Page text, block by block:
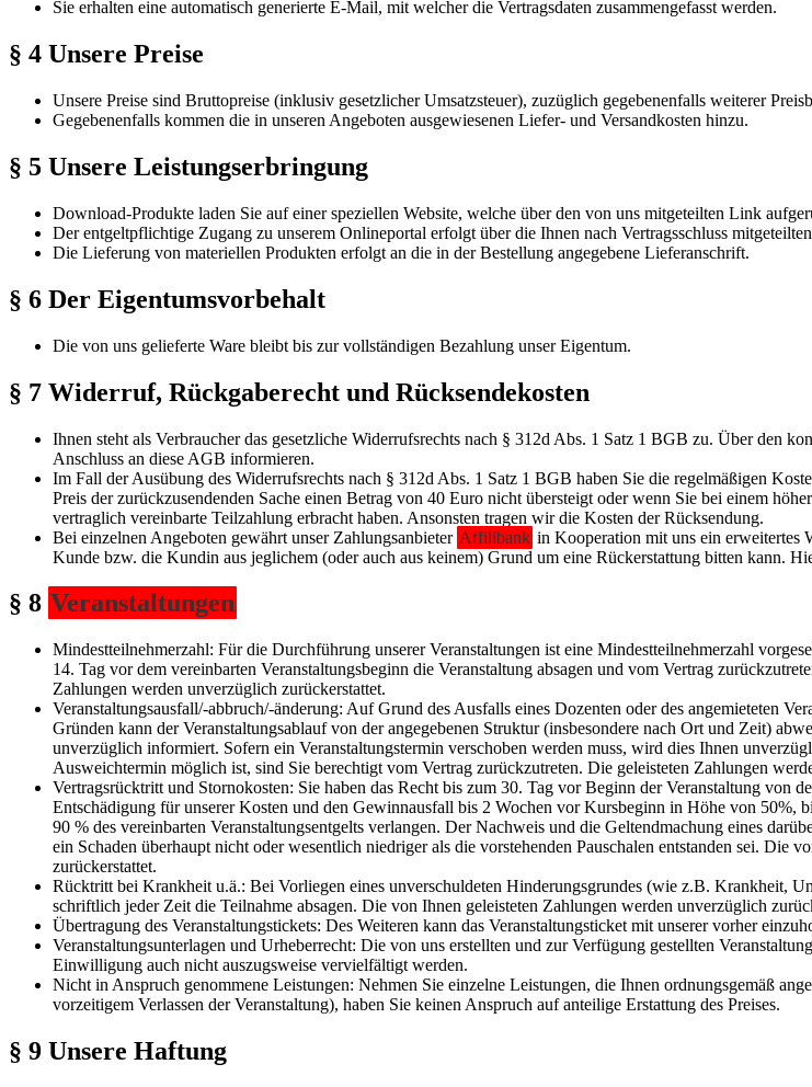
Sie erhalten eine automatisch generierte E-Mail, mit welcher die Vertragsdaten zusammengefasst werden.
§ 4 Unsere Preise
Unsere Preise sind Bruttopreise (inklusiv gesetzlicher Umsatzsteuer), zuzüglich gegebenenfalls weiterer
Gegebenenfalls kommen die in unseren Angeboten ausgewiesenen Liefer- und Versandkosten hinzu.
§ 5 Unsere Leistungserbringung
Download-Produkte laden Sie auf einer speziellen Website, welche über den von uns mitgeteilten Link
Der entgeltpflichtige Zugang zu unserem Onlineportal erfolgt über die Ihnen nach Vertragsschluss
Die Lieferung von materiellen Produkten erfolgt an die in der Bestellung angegebene Lieferanschrift.
§ 6 Der Eigentumsvorbehalt
Die von uns gelieferte Ware bleibt bis zur vollständigen Bezahlung unser Eigentum.
§ 7 Widerruf, Rückgaberecht und Rücksendekosten
Ihnen steht als Verbraucher das gesetzliche Widerrufsrechts nach § 312d Abs. 1 Satz 1 BGB zu. Über den
Anschluss an diese AGB informieren.
Im Fall der Ausübung des Widerrufsrechts nach § 312d Abs. 1 Satz 1 BGB haben Sie die regelmäßigen
Preis der zurückzusendenden Sache einen Betrag von 40 Euro nicht übersteigt oder wenn Sie bei einem
vertraglich vereinbarte Teilzahlung erbracht haben. Ansonsten tragen wir die Kosten der Rücksendung.
Bei einzelnen Angeboten gewährt unser Zahlungsanbieter Affilibank in Kooperation mit uns ein erweitertes
Kunde bzw. die Kundin aus jeglichem (oder auch aus keinem) Grund um eine Rückerstattung bitten kann.
§ 8 Veranstaltungen
Mindestteilnehmerzahl: Für die Durchführung unserer Veranstaltungen ist eine Mindestteilnehmerzahl
14. Tag vor dem vereinbarten Veranstaltungsbeginn die Veranstaltung absagen und vom Vertrag
Zahlungen werden unverzüglich zurückerstattet.
Veranstaltungsausfall/-abbruch/-änderung: Auf Grund des Ausfalls eines Dozenten oder des angemieteten
Gründen kann der Veranstaltungsablauf von der angegebenen Struktur (insbesondere nach Ort und Zeit)
unverzüglich informiert. Sofern ein Veranstaltungstermin verschoben werden muss, wird dies Ihnen
Ausweichtermin möglich ist, sind Sie berechtigt vom Vertrag zurückzutreten. Die geleisteten Zahlungen
Vertragsrücktritt und Stornokosten: Sie haben das Recht bis zum 30. Tag vor Beginn der Veranstaltung von
Entschädigung für unserer Kosten und den Gewinnausfall bis 2 Wochen vor Kursbeginn in Höhe von
90 % des vereinbarten Veranstaltungsentgelts verlangen. Der Nachweis und die Geltendmachung eines
ein Schaden überhaupt nicht oder wesentlich niedriger als die vorstehenden Pauschalen entstanden sei.
zurückerstattet.
Rücktritt bei Krankheit u.ä.: Bei Vorliegen eines unverschuldeten Hinderungsgrundes (wie z.B. Krankheit,
schriftlich jeder Zeit die Teilnahme absagen. Die von Ihnen geleisteten Zahlungen werden unverzüglich
Übertragung des Veranstaltungstickets: Des Weiteren kann das Veranstaltungsticket mit unserer vorher
Veranstaltungsunterlagen und Urheberrecht: Die von uns erstellten und zur Verfügung gestellten
Einwilligung auch nicht auszugsweise vervielfältigt werden.
Nicht in Anspruch genommene Leistungen: Nehmen Sie einzelne Leistungen, die Ihnen ordnungsgemäß
vorzeitigem Verlassen der Veranstaltung), haben Sie keinen Anspruch auf anteilige Erstattung des Preises.
§ 9 Unsere Haftung